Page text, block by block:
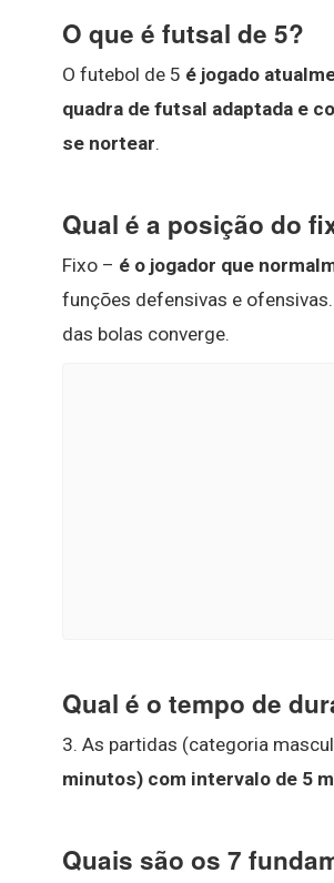
O que é futsal de 5?
O futebol de 5 é jogado
quadra de futsal adaptada e
se nortear.
Qual é a posição do
Fixo – é o jogador que
funções defensivas e
das bolas converge.
Qual é o tempo de
3. As partidas (categoria
minutos) com intervalo de 5
Quais são os 7